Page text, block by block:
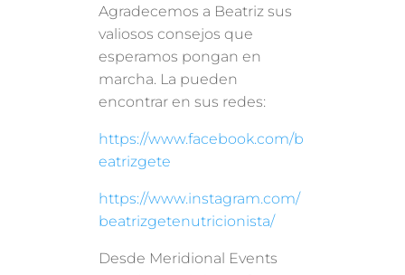
Agradecemos a Beatriz sus
valiosos consejos que
esperamos pongan en
marcha. La pueden
encontrar en sus redes:
https://www.facebook.com/b
eatrizgete
https://www.instagram.com/
beatrizgetenutricionista/
Desde Meridional Events